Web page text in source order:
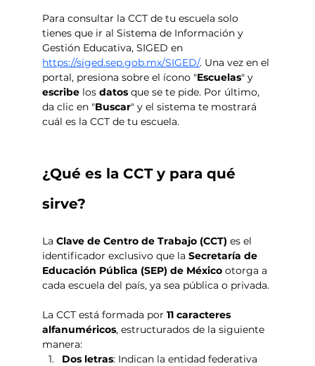
Para consultar la CCT de tu escuela solo
tienes que ir al Sistema de Información y
Gestión Educativa, SIGED en
https://siged.sep.gob.mx/SIGED/. Una vez en el
portal, presiona sobre el ícono "Escuelas" y
escribe los datos que se te pide. Por último,
da clic en "Buscar" y el sistema te mostrará
cuál es la CCT de tu escuela.
¿Qué es la CCT y para qué
sirve?
La Clave de Centro de Trabajo (CCT) es el
identificador exclusivo que la Secretaría de
Educación Pública (SEP) de México otorga a
cada escuela del país, ya sea pública o privada.
La CCT está formada por 11 caracteres
alfanuméricos, estructurados de la siguiente
manera:
Dos letras: Indican la entidad federativa